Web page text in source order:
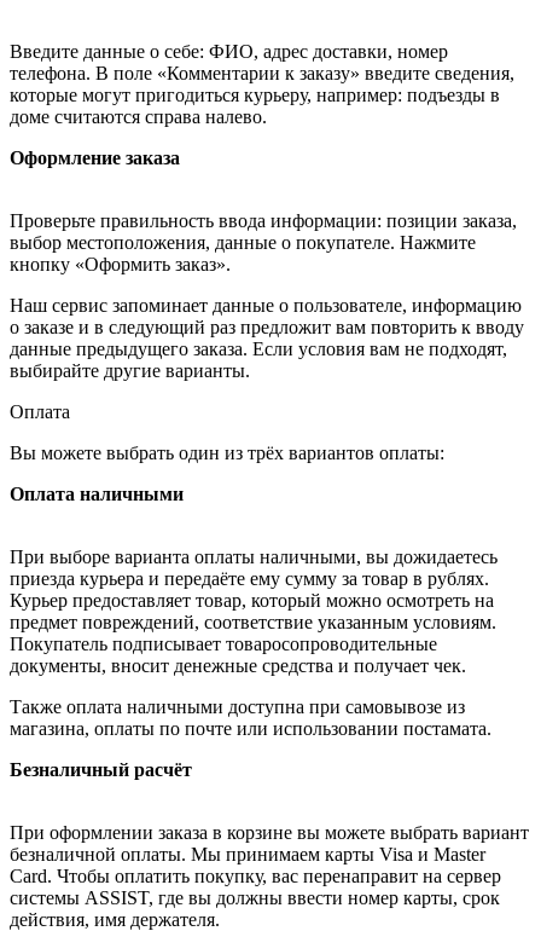
Введите данные о себе: ФИО, адрес доставки, номер
телефона. В поле «Комментарии к заказу» введите сведения,
которые могут пригодиться курьеру, например: подъезды в
доме считаются справа налево.
Оформление заказа
Проверьте правильность ввода информации: позиции заказа,
выбор местоположения, данные о покупателе. Нажмите
кнопку «Оформить заказ».
Наш сервис запоминает данные о пользователе, информацию
о заказе и в следующий раз предложит вам повторить к вводу
данные предыдущего заказа. Если условия вам не подходят,
выбирайте другие варианты.
Оплата
Вы можете выбрать один из трёх вариантов оплаты:
Оплата наличными
При выборе варианта оплаты наличными, вы дожидаетесь
приезда курьера и передаёте ему сумму за товар в рублях.
Курьер предоставляет товар, который можно осмотреть на
предмет повреждений, соответствие указанным условиям.
Покупатель подписывает товаросопроводительные
документы, вносит денежные средства и получает чек.
Также оплата наличными доступна при самовывозе из
магазина, оплаты по почте или использовании постамата.
Безналичный расчёт
При оформлении заказа в корзине вы можете выбрать вариант
безналичной оплаты. Мы принимаем карты Visa и Master
Card. Чтобы оплатить покупку, вас перенаправит на сервер
системы ASSIST, где вы должны ввести номер карты, срок
действия, имя держателя.